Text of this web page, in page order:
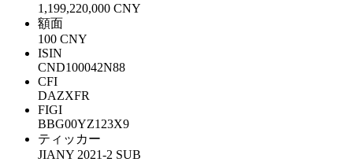
1,199,220,000 CNY
額面
100 CNY
ISIN
CND100042N88
CFI
DAZXFR
FIGI
BBG00YZ123X9
ティッカー
JIANY 2021-2 SUB